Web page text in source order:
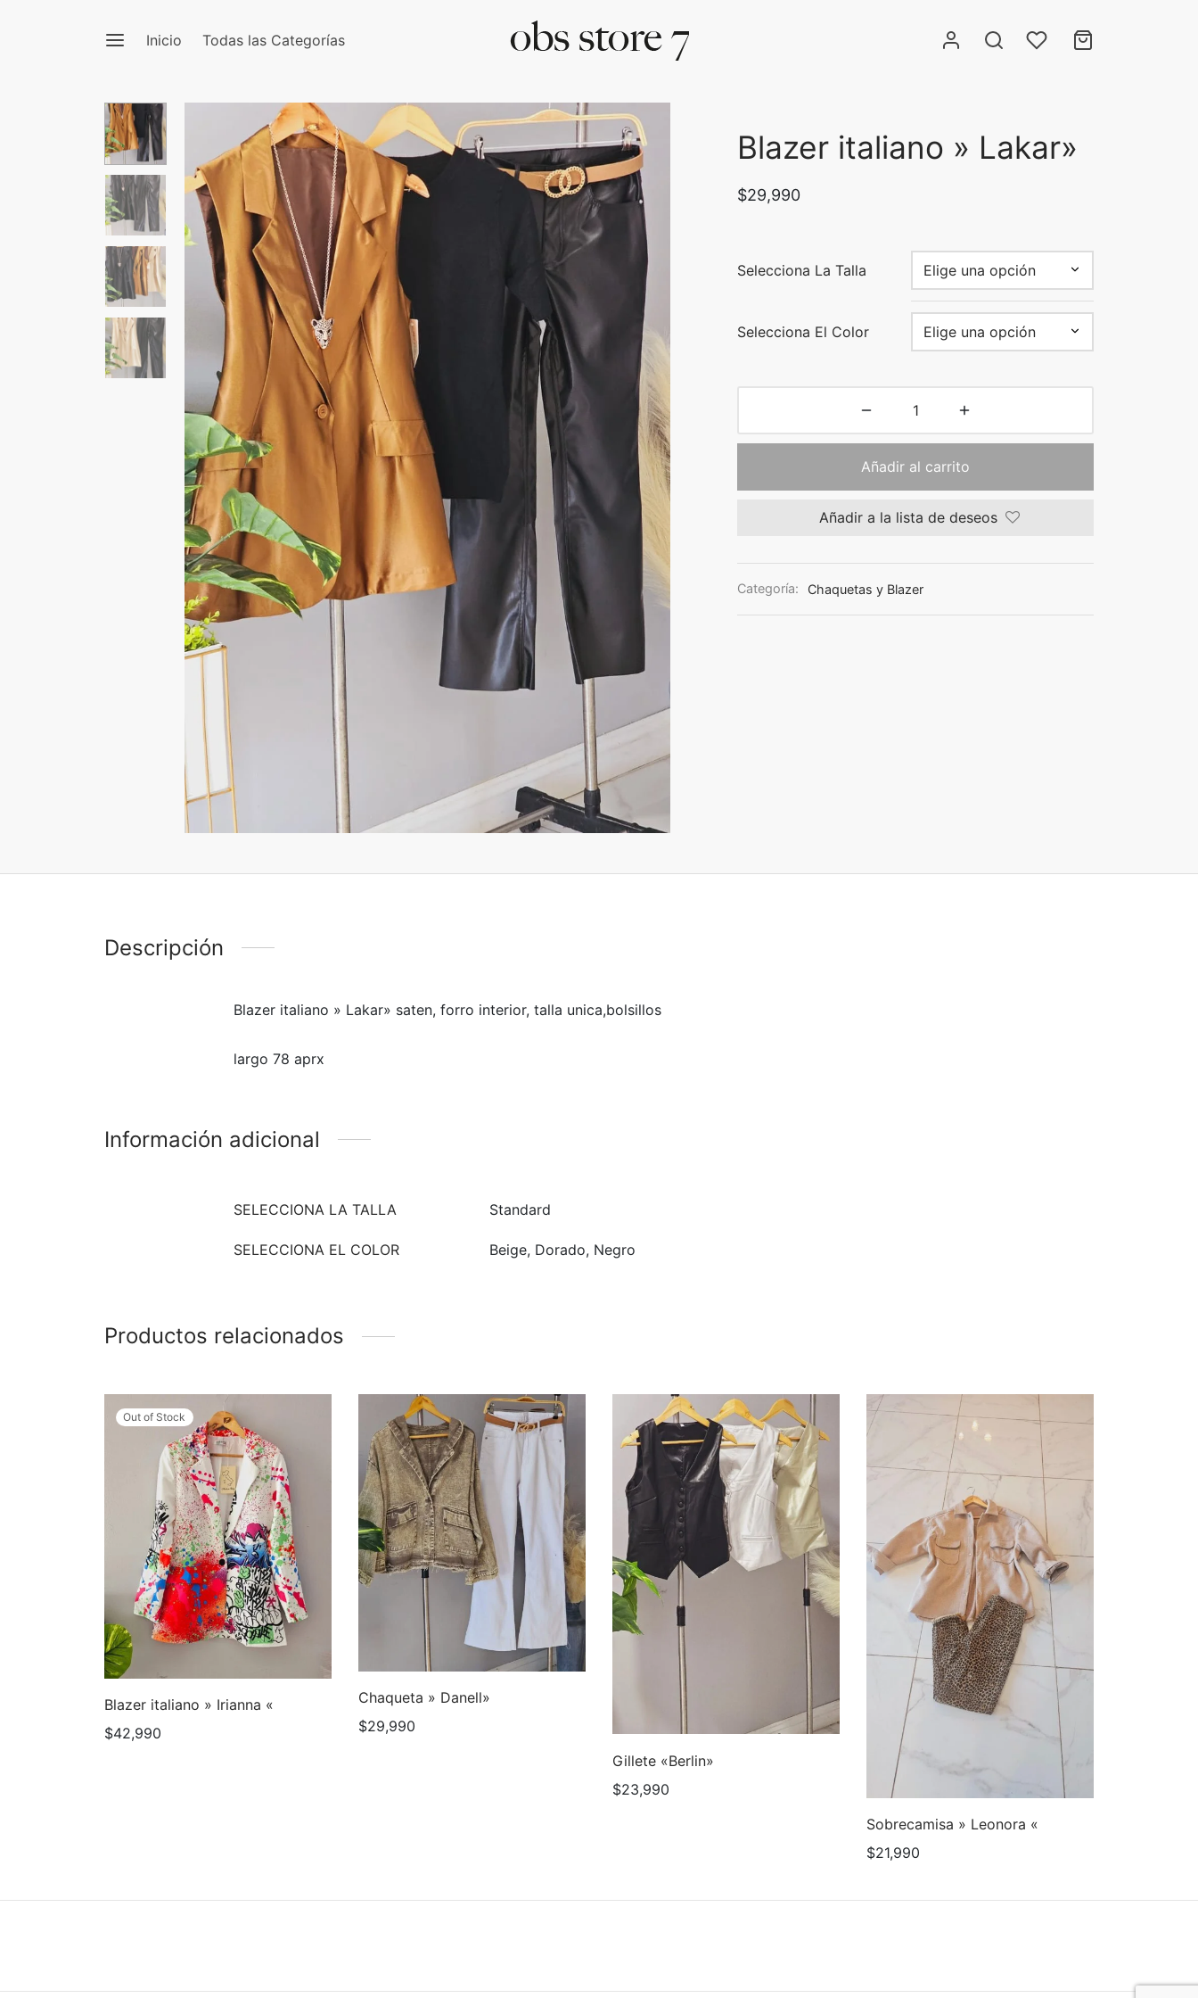
Inicio Todas las Categorías
Blazer italiano » Lakar»
$29,990
Selecciona La Talla
Selecciona El Color
Añadir al carrito
Añadir a la lista de deseos
Categoría: Chaquetas y Blazer
Descripción
Blazer italiano » Lakar» saten, forro interior, talla unica,bolsillos
largo 78 aprx
Información adicional
SELECCIONA LA TALLA Standard
SELECCIONA EL COLOR Beige, Dorado, Negro
Productos relacionados
Out of Stock
Blazer italiano » Irianna «
$42,990
Chaqueta » Danell»
$29,990
Gillete «Berlin»
$23,990
Sobrecamisa » Leonora «
$21,990